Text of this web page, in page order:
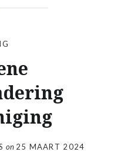
on 25 MAART 2024